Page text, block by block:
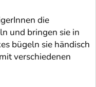
die
und bringen sie in
bügeln sie händisch
verschiedenen